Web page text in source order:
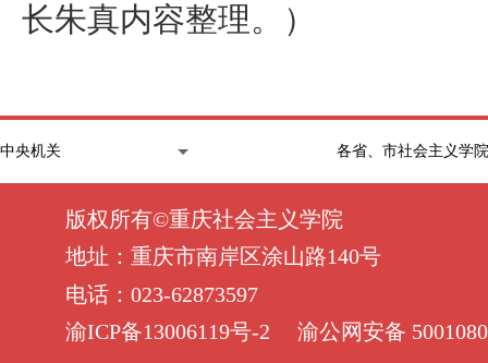
长朱真内容整理。）
版权所有©重庆社会主义学院
地址：重庆市南岸区涂山路140号
电话：023-62873597
渝ICP备13006119号-2
渝公网安备